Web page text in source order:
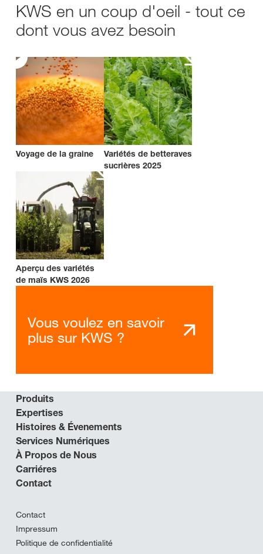
KWS en un coup d'oeil - tout ce
dont vous avez besoin
Voyage de la graine
Variétés de betteraves
sucrières 2025
Aperçu des variétés
de maïs KWS 2026
Vous voulez en savoir
plus sur KWS ?
Produits
Expertises
Histoires & Évenements
Services Numériques
À Propos de Nous
Carriéres
Contact
Contact
Impressum
Politique de confidentialité